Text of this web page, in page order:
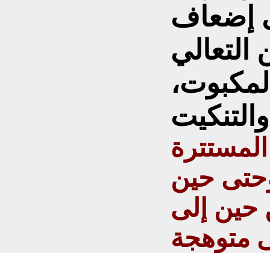
إضعاف
وحتى حين
حين إلى
متوهجة